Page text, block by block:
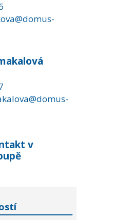
v